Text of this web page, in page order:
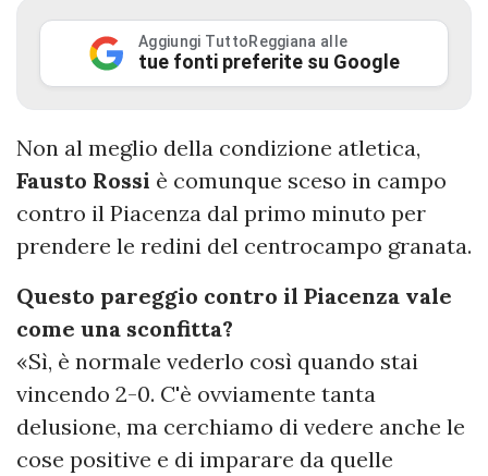
Aggiungi TuttoReggiana alle
tue fonti preferite su Google
Non al meglio della condizione atletica,
Fausto Rossi è comunque sceso in campo
contro il Piacenza dal primo minuto per
prendere le redini del centrocampo granata.
Questo pareggio contro il Piacenza vale
come una sconfitta?
«Sì, è normale vederlo così quando stai
vincendo 2-0. C'è ovviamente tanta
delusione, ma cerchiamo di vedere anche le
cose positive e di imparare da quelle